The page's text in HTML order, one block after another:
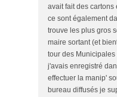
avait fait des cartons
ce sont également
trouve les plus gros
maire sortant (et
tour des Municipales
j'avais enregistré
effectuer la manip'
bureau diffusés je